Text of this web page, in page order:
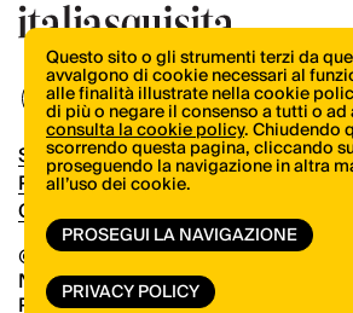
© Copyright 2026.Vertical.it
N.ro Iscrizione ROC 32504
Privacy Policy
Shop
Pubblicità
Contatti
Questo sito o gli strumenti terzi da
avvalgono di cookie necessari al
alle finalità illustrate nella cookie
di più o negare il consenso a tutti o
consulta la cookie policy. Chiudendo
scorrendo questa pagina, cliccando
proseguendo la navigazione in altra
all’uso dei cookie.
PROSEGUI LA NAVIGAZIONE
PRIVACY POLICY